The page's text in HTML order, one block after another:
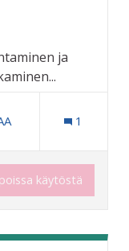
ja
1
käytöstä